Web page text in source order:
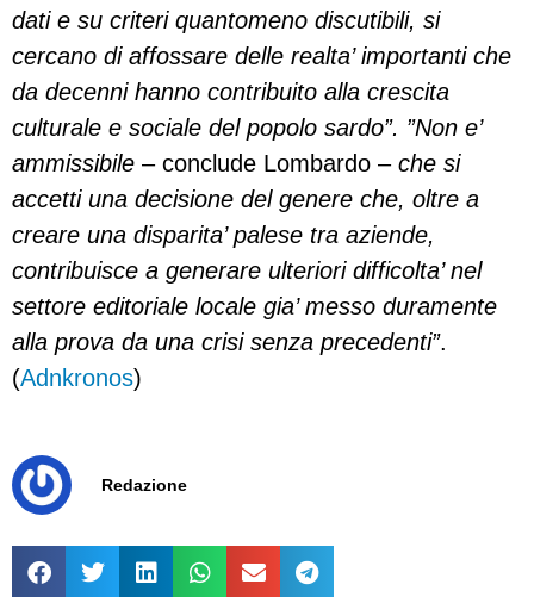
dati e su criteri quantomeno discutibili, si
cercano di affossare delle realta’ importanti che
da decenni hanno contribuito alla crescita
culturale e sociale del popolo sardo”. ”Non e’
ammissibile – conclude Lombardo – che si
accetti una decisione del genere che, oltre a
creare una disparita’ palese tra aziende,
contribuisce a generare ulteriori difficolta’ nel
settore editoriale locale gia’ messo duramente
alla prova da una crisi senza precedenti”.
(Adnkronos)
Redazione